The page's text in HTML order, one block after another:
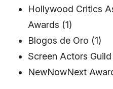
Hollywood Critics
Awards (1)
Blogos de Oro (1)
Screen Actors
NewNowNext